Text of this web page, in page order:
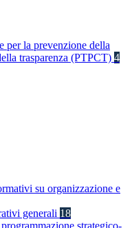
per la prevenzione della
trasparenza (PTPCT) 4
su organizzazione e
generali 18